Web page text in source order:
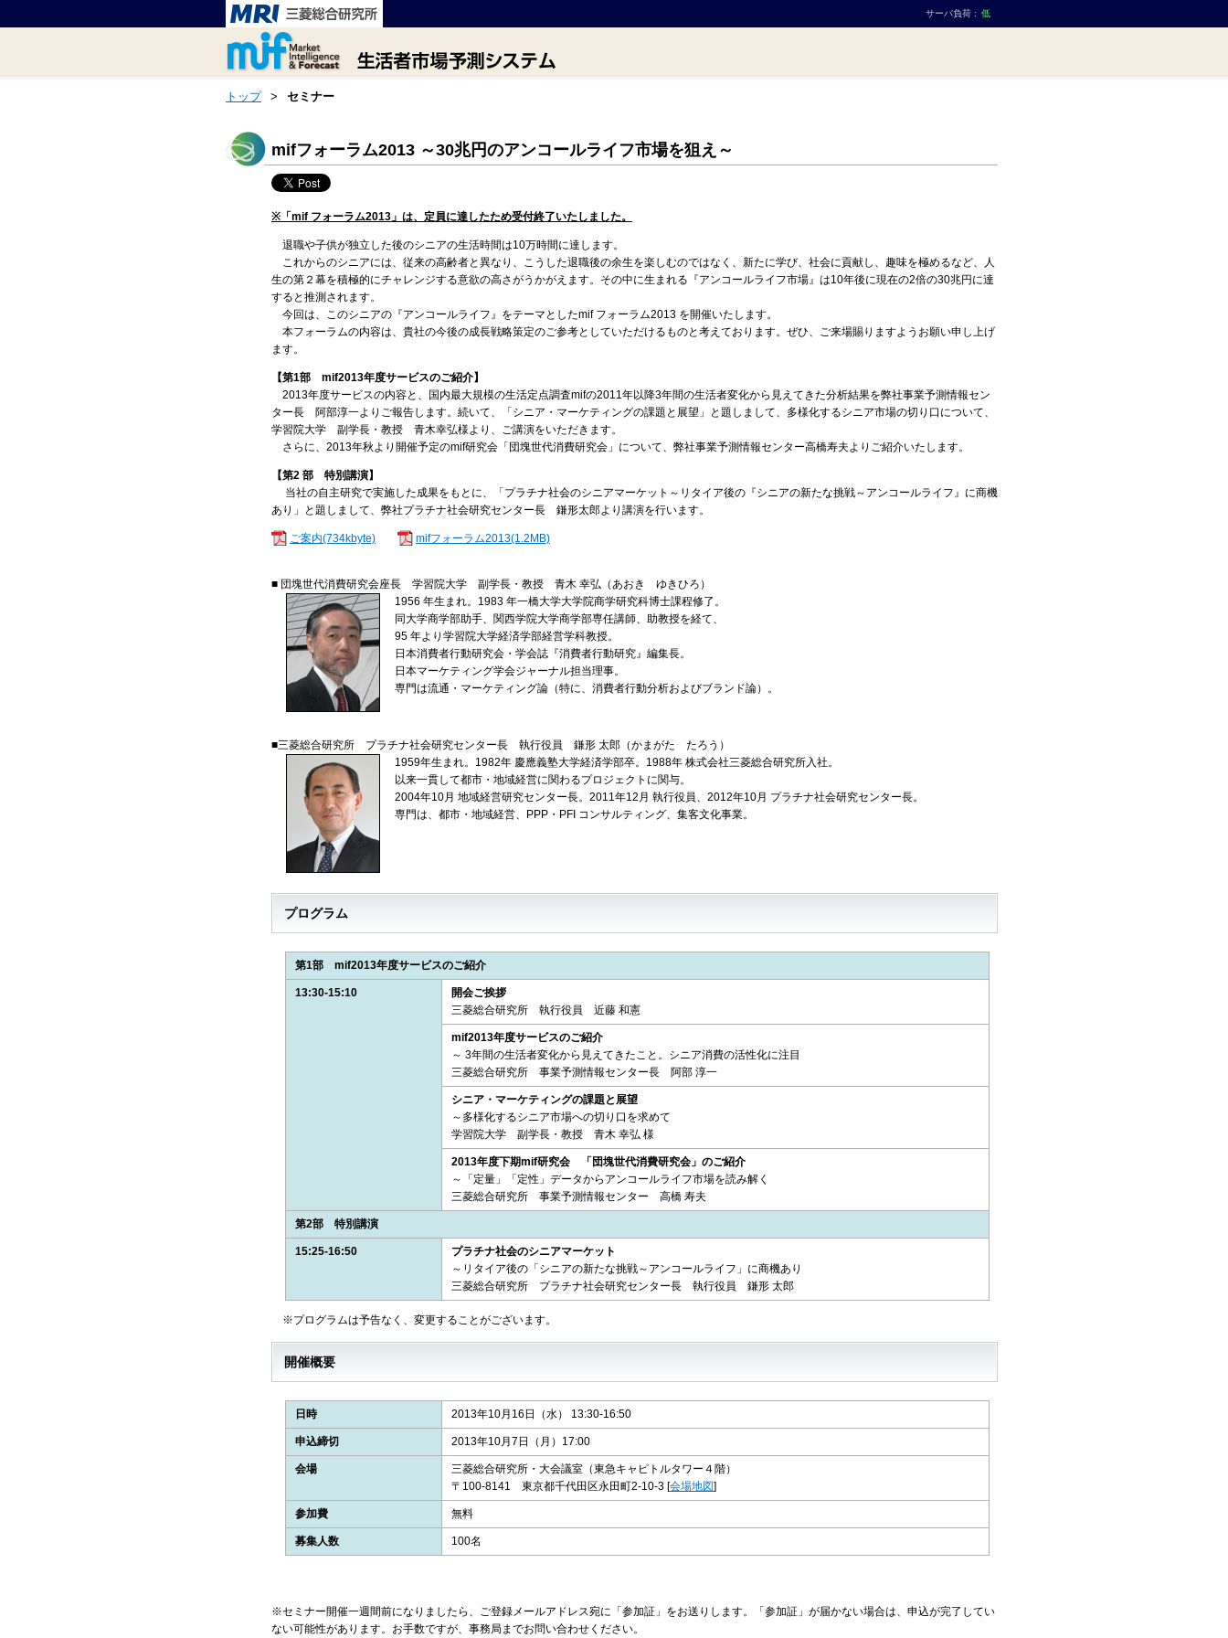
サーバ負荷 : 低
トップ > セミナー
mifフォーラム2013 ～30兆円のアンコールライフ市場を狙え～
※「 mif フォーラム2013 」は、定員に達したため受付終了いたしました。
退職や子供が独立した後のシニアの生活時間は10万時間に達します。
これからのシニアには、従来の高齢者と異なり、こうした退職後の余生を楽しむのではなく、新たに学び、社会に貢献し、趣味を極めるなど、人
生の第２幕を積極的にチャレンジする意欲の高さがうかがえます。その中に生まれる『アンコールライフ市場』は10年後に現在の2倍の30兆円に達
すると推測されます。
今回は、このシニアの『アンコールライフ』をテーマとしたmif フォーラム2013 を開催いたします。
本フォーラムの内容は、貴社の今後の成長戦略策定のご参考としていただけるものと考えております。ぜひ、ご来場賜りますようお願い申し上げ
ます。
【第1部 mif2013年度サービスのご紹介】
2013年度サービスの内容と、国内最大規模の生活定点調査mifの2011年以降3年間の生活者変化から見えてきた分析結果を弊社事業予測情報セン
ター長 阿部淳一よりご報告します。続いて、「シニア・マーケティングの課題と展望」と題しまして、多様化するシニア市場の切り口について、
学習院大学 副学長・教授 青木幸弘様より、ご講演をいただきます。
さらに、2013年秋より開催予定のmif研究会「団塊世代消費研究会」について、弊社事業予測情報センター高橋寿夫よりご紹介いたします。
【第2 部 特別講演】
当社の自主研究で実施した成果をもとに、「プラチナ社会のシニアマーケット～リタイア後の『シニアの新たな挑戦～アンコールライフ』に商機
あり」と題しまして、弊社プラチナ社会研究センター長 鎌形太郎より講演を行います。
ご案内(734kbyte) mifフォーラム2013(1.2MB)
■ 団塊世代消費研究会座長 学習院大学 副学長・教授 青木 幸弘（あおき ゆきひろ）
1956 年生まれ。1983 年一橋大学大学院商学研究科博士課程修了。
同大学商学部助手、関西学院大学商学部専任講師、助教授を経て、
95 年より学習院大学経済学部経営学科教授。
日本消費者行動研究会・学会誌『消費者行動研究』編集長。
日本マーケティング学会ジャーナル担当理事。
専門は流通・マーケティング論（特に、消費者行動分析およびブランド論）。
■三菱総合研究所 プラチナ社会研究センター長 執行役員 鎌形 太郎（かまがた たろう）
1959年生まれ。1982年 慶應義塾大学経済学部卒。1988年 株式会社三菱総合研究所入社。
以来一貫して都市・地域経営に関わるプロジェクトに関与。
2004年10月 地域経営研究センター長。2011年12月 執行役員、2012年10月 プラチナ社会研究センター長。
専門は、都市・地域経営、PPP・PFI コンサルティング、集客文化事業。
プログラム
第1部 mif2013年度サービスのご紹介
13:30-15:10
開会ご挨拶
三菱総合研究所 執行役員 近藤 和憲
mif2013年度サービスのご紹介
～ 3年間の生活者変化から見えてきたこと。シニア消費の活性化に注目
三菱総合研究所 事業予測情報センター長 阿部 淳一
シニア・マーケティングの課題と展望
～多様化するシニア市場への切り口を求めて
学習院大学 副学長・教授 青木 幸弘 様
2013年度下期mif研究会 「団塊世代消費研究会」のご紹介
～「定量」「定性」データからアンコールライフ市場を読み解く
三菱総合研究所 事業予測情報センター 高橋 寿夫
第2部 特別講演
15:25-16:50
プラチナ社会のシニアマーケット
～リタイア後の「シニアの新たな挑戦～アンコールライフ」に商機あり
三菱総合研究所 プラチナ社会研究センター長 執行役員 鎌形 太郎
※プログラムは予告なく、変更することがございます。
開催概要
日時 2013年10月16日（水） 13:30-16:50
申込締切 2013年10月7日（月）17:00
会場
三菱総合研究所・大会議室（東急キャピトルタワー４階）
〒100-8141 東京都千代田区永田町2-10-3 [会場地図]
参加費 無料
募集人数 100名
※セミナー開催一週間前になりましたら、ご登録メールアドレス宛に「参加証」をお送りします。「参加証」が届かない場合は、申込が完了してい
ない可能性があります。お手数ですが、事務局までお問い合わせください。